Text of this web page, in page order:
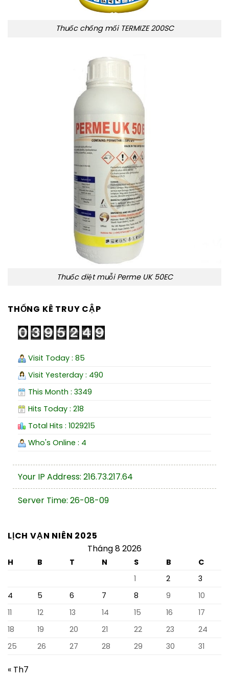
Thuốc chống mối TERMIZE 200SC
Thuốc diệt muỗi Perme UK 50EC
THỐNG KÊ TRUY CẬP
Visit Today : 85
Visit Yesterday : 490
This Month : 3349
Hits Today : 218
Total Hits : 1029215
Who's Online : 4
Your IP Address: 216.73.217.64
Server Time: 26-08-09
LỊCH VẠN NIÊN 2025
Tháng 8 2026
H B T N S B
C
1
2
3
4
5 6 7 8 9
10
11
12 13 14 15 16
17
18
19 20 21 22 23
24
25
26 27 28 29 30 31
« Th7